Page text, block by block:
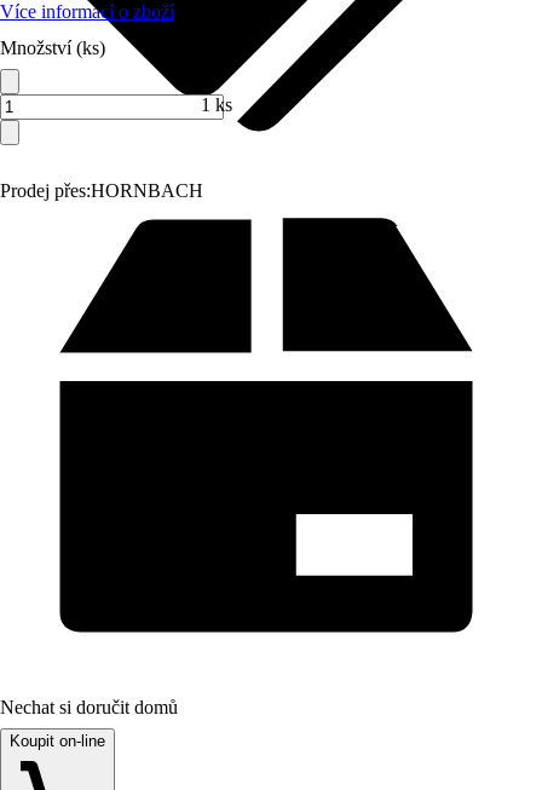
Prodej přes:HORNBACH
Více informací o zboží
Množství (ks)
1 ks
Nechat si doručit domů
Koupit on-line